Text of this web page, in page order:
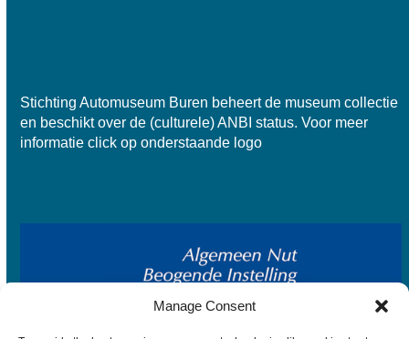
Manage Consent
Stichting Automuseum Buren beheert de museum collectie
en beschikt over de (culturele) ANBI status. Voor meer
informatie click op onderstaande logo